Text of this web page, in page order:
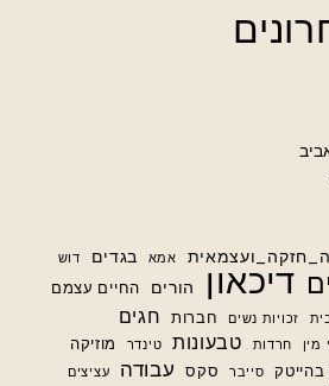
אמא בגדים דוש דיכאון הורים החיים עצמם
זכויות נשים חברות חגים
מין חרדות טבעונות טינדר מוזיקה
בהייטק סייבר סקס עבודה עציצים